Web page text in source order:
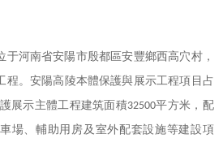
于河南省安陽市殷都區安豐鄉西高穴村，
程。 安陽高陵本體保護與展示工程項目占
展示主體工程建筑面積32500平方米， 配
場、輔助用房及室外配套設施等建設項